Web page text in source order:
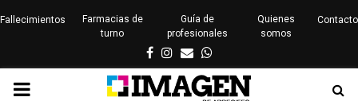
Fallecimientos
Farmacias de
turno
Guía de
profesionales
Quienes
somos
Contacto
Facebook
Instagram
EmailWhatsapp
PRIMARY